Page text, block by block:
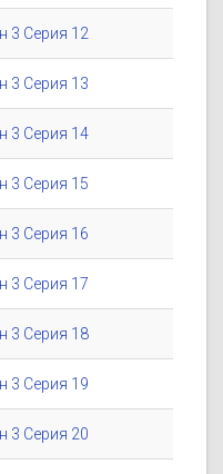
3 Серия 12
3 Серия 13
3 Серия 14
3 Серия 15
3 Серия 16
3 Серия 17
3 Серия 18
3 Серия 19
3 Серия 20